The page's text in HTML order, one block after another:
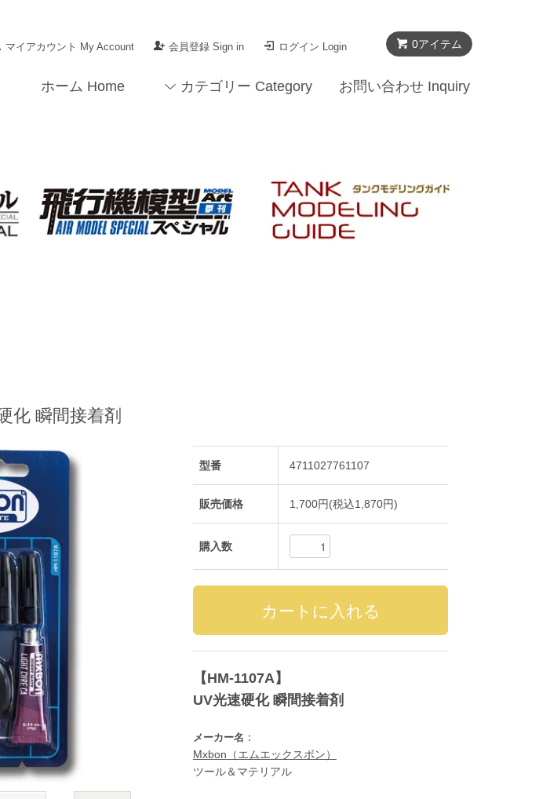
0アイテム
マイアカウント My Account 会員登録 Sign in ログイン Login
ホーム Home カテゴリー Category お問い合わせ Inquiry
化 瞬間接着剤
型番 4711027761107
販売価格 1,700円(税込1,870円)
購入数
【HM-1107A】
UV光速硬化 瞬間接着剤
メーカー名 ：
Mxbon（エムエックスボン）
ツール＆マテリアル